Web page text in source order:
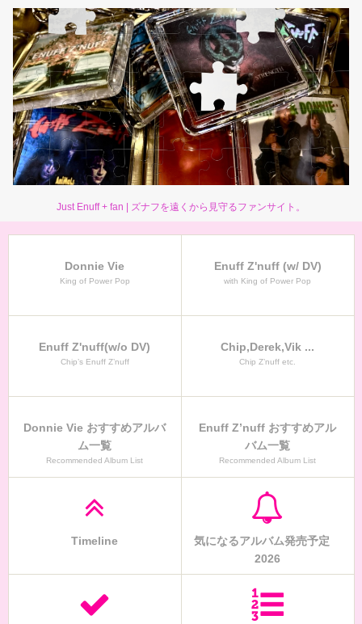
Just Enuff + fan | ズナフを遠くから見守るファンサイト。
Donnie Vie
King of Power Pop
Enuff Z'nuff (w/ DV)
with King of Power Pop
Enuff Z'nuff(w/o DV)
Chip’s Enuff Z’nuff
Chip,Derek,Vik ...
Chip Z’nuff etc.
Donnie Vie おすすめアルバ
ム一覧
Recommended Album List
Enuff Z’nuff おすすめアル
バム一覧
Recommended Album List
Timeline
気になるアルバム発売予定
2026